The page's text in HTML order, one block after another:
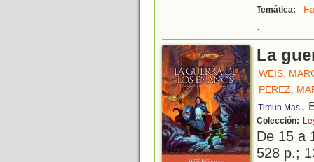
Temática:
.
La
WEIS,
PÉREZ,
Timun Mas ,
Colección:
De 15 a
528 p.;